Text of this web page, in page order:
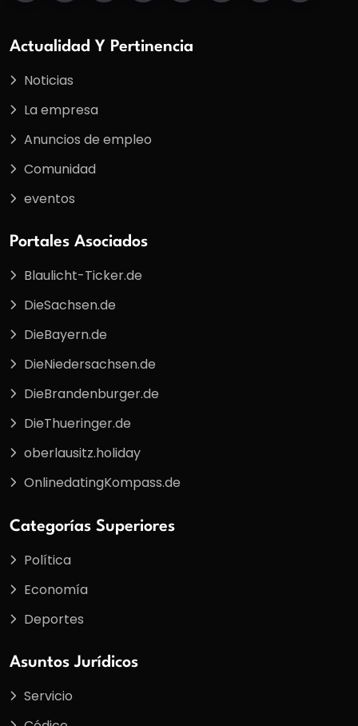
Actualidad Y Pertinencia
Noticias
La empresa
Anuncios de empleo
Comunidad
eventos
Portales Asociados
Blaulicht-Ticker.de
DieSachsen.de
DieBayern.de
DieNiedersachsen.de
DieBrandenburger.de
DieThueringer.de
oberlausitz.holiday
OnlinedatingKompass.de
Categorías Superiores
Política
Economía
Deportes
Asuntos Jurídicos
Servicio